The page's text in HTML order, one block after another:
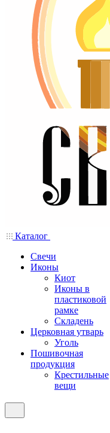
Каталог
Свечи
Иконы
Киот
Иконы в
пластиковой
рамке
Складень
Церковная утварь
Уголь
Пошивочная
продукция
Крестильные
вещи